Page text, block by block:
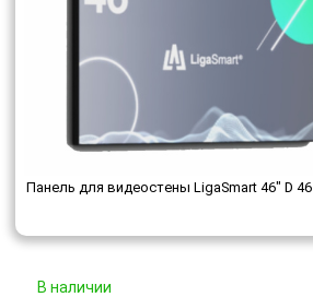
Панель для видеостены LigaSmart 46" D 46
В наличии